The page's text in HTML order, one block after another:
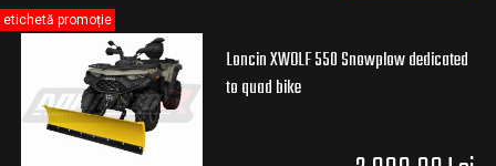
Loncin XWOLF 550 Snowplow dedicated
to quad bike
etichetă promoție